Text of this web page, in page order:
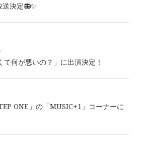
決定📻✨
何が悪いの？」に出演決定！
ONE」の「MUSIC+1」コーナーに